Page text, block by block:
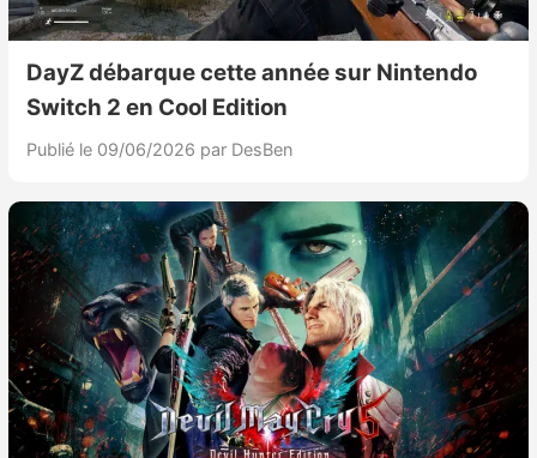
DayZ débarque cette année sur Nintendo
Switch 2 en Cool Edition
Publié le 09/06/2026 par DesBen